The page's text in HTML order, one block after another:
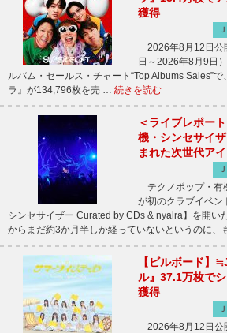
獲得
2026年8月12日公
日～2026年8月9日
ルバム・セールス・チャート“Top Albums Sales”
ラ』が134,796枚を売 … 続きを読む
＜ライブレポー
機・シンセサイ
まれた次世代ア
テクノポップ・有
が初のクラブイベン
シンセサイザー Curated by CDs & nyalra】を開い
からまだ約3か月半しか経っていないというのに、
【ビルボード】
ル』37.1万枚で
獲得
2026年8月12日公